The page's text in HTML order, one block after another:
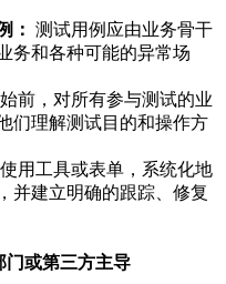
： 测试用例应由业务骨干
务和各种可能的异常场
前，对所有参与测试的业
们理解测试目的和操作方
使用工具或表单，系统化地
并建立明确的跟踪、修复
门或第三方主导